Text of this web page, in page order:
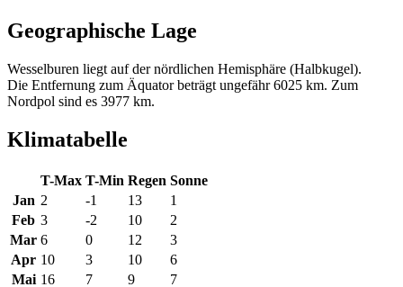
Geographische Lage
Wesselburen liegt auf der nördlichen Hemisphäre (Halbkugel).
Die Entfernung zum Äquator beträgt ungefähr 6025 km. Zum
Nordpol sind es 3977 km.
Klimatabelle
T-Max T-Min Regen Sonne
Jan 2 -1 13
1
Feb 3 -2 10
2
Mar 6 0 12
3
Apr 10 3 10
6
Mai 16 7 9 7